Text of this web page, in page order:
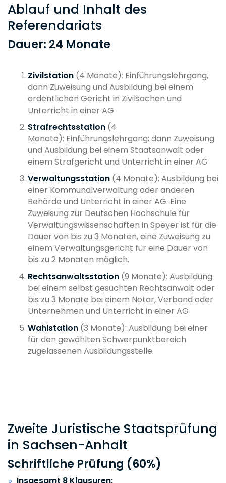
Ablauf und Inhalt des
Referendariats
Dauer: 24 Monate
Zivilstation (4 Monate): Einführungslehrgang,
dann Zuweisung und Ausbildung bei einem
ordentlichen Gericht in Zivilsachen und
Unterricht in einer AG
Strafrechtsstation (4
Monate): Einführungslehrgang; dann Zuweisung
und Ausbildung bei einem Staatsanwalt oder
einem Strafgericht und Unterricht in einer AG
Verwaltungsstation (4 Monate): Ausbildung bei
einer Kommunalverwaltung oder anderen
Behörde und Unterricht in einer AG. Eine
Zuweisung zur Deutschen Hochschule für
Verwaltungswissenschaften in Speyer ist für die
Dauer von bis zu 3 Monaten, eine Zuweisung zu
einem Verwaltungsgericht für eine Dauer von
bis zu 2 Monaten möglich.
Rechtsanwaltsstation (9 Monate): Ausbildung
bei einem selbst gesuchten Rechtsanwalt oder
bis zu 3 Monate bei einem Notar, Verband oder
Unternehmen und Unterricht in einer AG
Wahlstation (3 Monate): Ausbildung bei einer
für den gewählten Schwerpunktbereich
zugelassenen Ausbildungsstelle.
Zweite Juristische Staatsprüfung
in Sachsen-Anhalt
Schriftliche Prüfung (60%)